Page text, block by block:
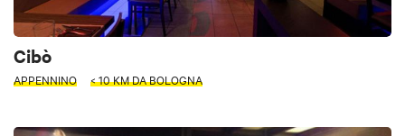
Cibò
APPENNINO < 10 KM DA BOLOGNA